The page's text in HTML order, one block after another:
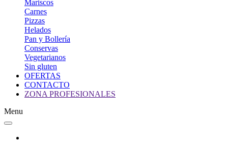
Mariscos
Carnes
Pizzas
Helados
Pan y Bollería
Conservas
Vegetarianos
Sin gluten
OFERTAS
CONTACTO
ZONA PROFESIONALES
Menu